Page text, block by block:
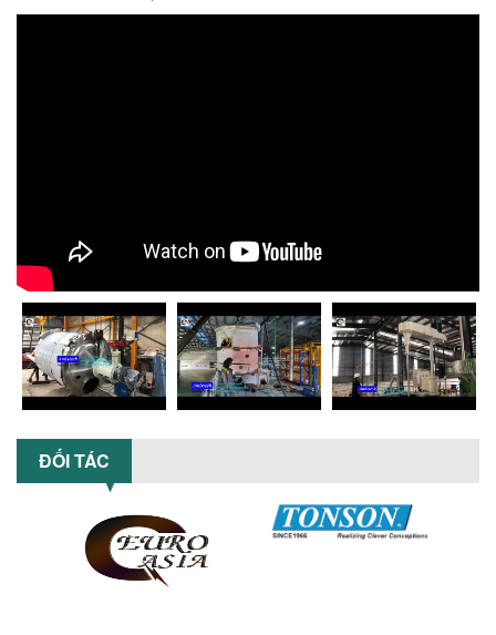
KHUẤY SƠN DÙNG ĐIỆN TRONG SẢN XUẤT
MÁY KHUẤY SƠN NÂNG KHÍ VÀ CÁCH
Tổng hợp lỗi thường gặp khi vận hành
máy khuấy sơn nâng khí 200 lít và cách
khắc phục hiệu quả giúp doanh
nghiệp...
nghệ máy nghiền ngang cánh nghiền
ceramic giúp nâng cao độ mịn, hiệu
ĐỐI TÁC